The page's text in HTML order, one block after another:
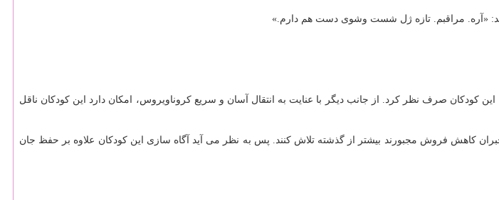
كودكان صرف نظر كرد. از جانب دیگر با عنایت به انتقال آسان و سریع كروناویروس، امكان دارد این كودكان ناقل
كاهش فروش مجبورند بیشتر از گذشته تلاش كنند. پس به نظر می آید آگاه سازی این كودكان علاوه بر حفظ جان